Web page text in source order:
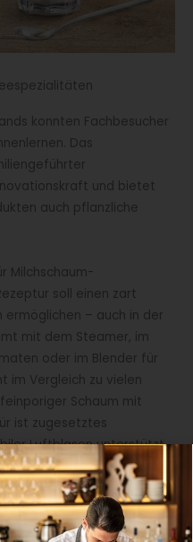
konnten Fachbesucher
Das
und bietet
auch pflanzliche
Milchschaum-
soll einen zart
– auch in der
mit dem Steamer, im
oder im Blender für
im Vergleich zu vielen
Schaum mit
ist zugesetztes
Luftblasen unterstützt.
die Zubereitung von
1-Liter-